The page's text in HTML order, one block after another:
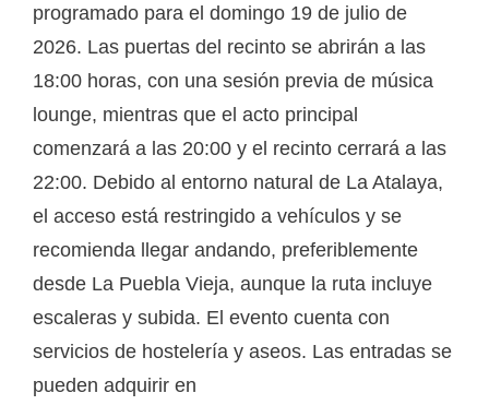
programado para el domingo 19 de julio de
2026. Las puertas del recinto se abrirán a las
18:00 horas, con una sesión previa de música
lounge, mientras que el acto principal
comenzará a las 20:00 y el recinto cerrará a las
22:00. Debido al entorno natural de La Atalaya,
el acceso está restringido a vehículos y se
recomienda llegar andando, preferiblemente
desde La Puebla Vieja, aunque la ruta incluye
escaleras y subida. El evento cuenta con
servicios de hostelería y aseos. Las entradas se
pueden adquirir en